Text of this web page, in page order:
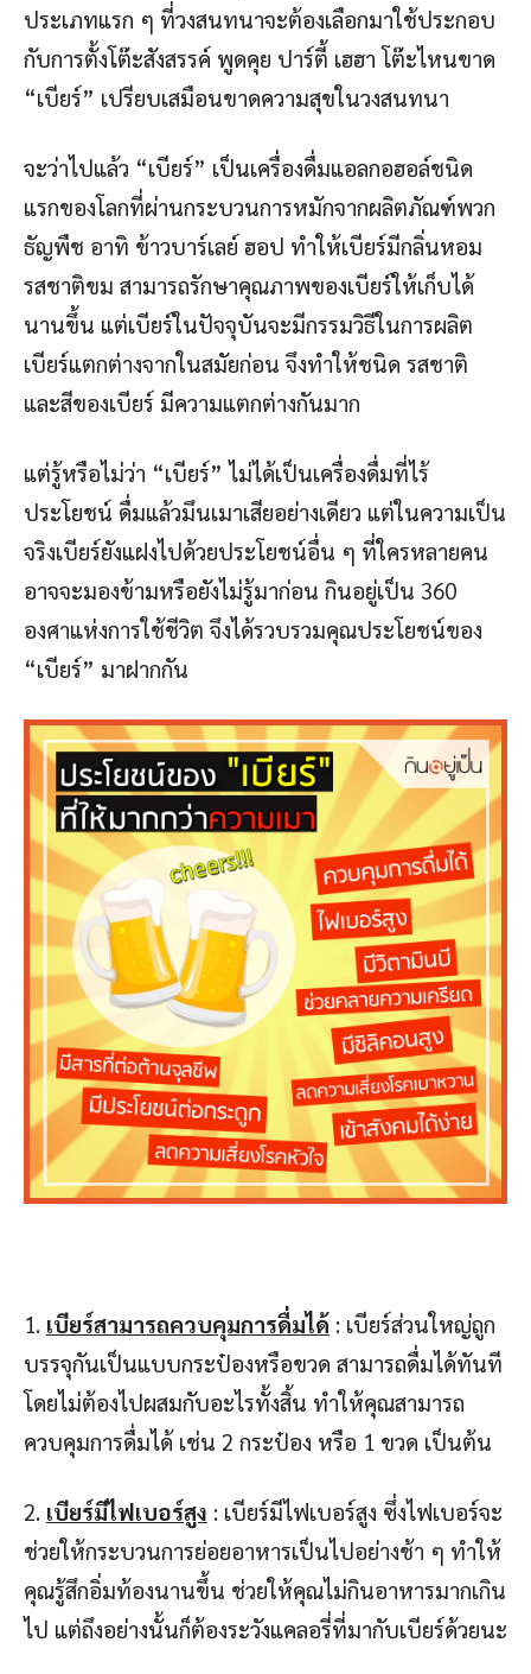
ประเภทแรก ๆ ที่วงสนทนาจะต้องเลือกมาใช้ประกอบ
กับการตั้งโต๊ะสังสรรค์ พูดคุย ปาร์ตี้ เฮฮา โต๊ะไหนขาด
“เบียร์” เปรียบเสมือนขาดความสุขในวงสนทนา
จะว่าไปแล้ว “เบียร์” เป็นเครื่องดื่มแอลกอฮอล์ชนิด
แรกของโลกที่ผ่านกระบวนการหมักจากผลิตภัณฑ์พวก
ธัญพืช อาทิ ข้าวบาร์เลย์ ฮอป ทำให้เบียร์มีกลิ่นหอม
รสชาติขม สามารถรักษาคุณภาพของเบียร์ให้เก็บได้
นานขึ้น แต่เบียร์ในปัจจุบันจะมีกรรมวิธีในการผลิต
เบียร์แตกต่างจากในสมัยก่อน จึงทำให้ชนิด รสชาติ
และสีของเบียร์ มีความแตกต่างกันมาก
แต่รู้หรือไม่ว่า “เบียร์” ไม่ได้เป็นเครื่องดื่มที่ไร้
ประโยชน์ ดื่มแล้วมึนเมาเสียอย่างเดียว แต่ในความเป็น
จริงเบียร์ยังแฝงไปด้วยประโยชน์อื่น ๆ ที่ใครหลายคน
อาจจะมองข้ามหรือยังไม่รู้มาก่อน กินอยู่เป็น 360
องศาแห่งการใช้ชีวิต จึงได้รวบรวมคุณประโยชน์ของ
“เบียร์” มาฝากกัน
1. เบียร์สามารถควบคุมการดื่มได้ : เบียร์ส่วนใหญ่ถูก
บรรจุกันเป็นแบบกระป๋องหรือขวด สามารถดื่มได้ทันที
โดยไม่ต้องไปผสมกับอะไรทั้งสิ้น ทำให้คุณสามารถ
ควบคุมการดื่มได้ เช่น 2 กระป๋อง หรือ 1 ขวด เป็นต้น
2. เบียร์มีไฟเบอร์สูง : เบียร์มีไฟเบอร์สูง ซึ่งไฟเบอร์จะ
ช่วยให้กระบวนการย่อยอาหารเป็นไปอย่างช้า ๆ ทำให้
คุณรู้สึกอิ่มท้องนานขึ้น ช่วยให้คุณไม่กินอาหารมากเกิน
ไป แต่ถึงอย่างนั้นก็ต้องระวังแคลอรี่ที่มากับเบียร์ด้วยนะ